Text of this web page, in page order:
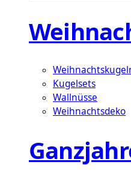
Kugelsets
Wallnüsse
Weihnachtsdeko